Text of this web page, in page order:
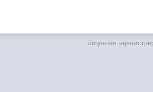
Лицензия